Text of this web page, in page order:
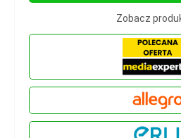
Zobacz